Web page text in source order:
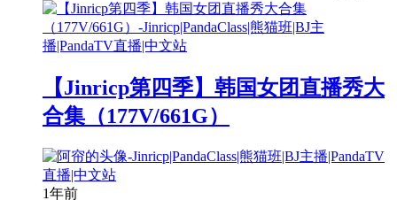
【Jinricp第四季】韩国女团直播秀大
合集（177V/661G）
1年前